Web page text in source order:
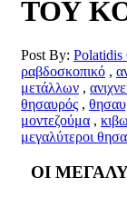
ΤΟΥ
Post By: Polatidis
ραβδοσκοπικό ,
μετάλλων ,
θησαυρός ,
μοντεζούμα ,
μεγαλύτεροι
ΟΙ